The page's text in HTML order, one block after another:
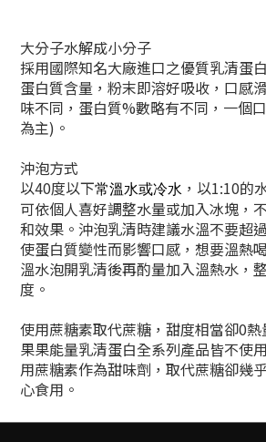
大分子水解成小分子
採用國際知名大廠進口之優質乳清蛋
蛋白質含量，粉末即溶好吸收，口感
味不同，蛋白質%數略有不同，一個
為主)。
沖泡方式
以40度以下常溫水或冷水 ，以1:10的
可依個人喜好調整水量或加入冰塊，
和效果。沖泡乳清時建議水溫不要超
使蛋白質變性而影響口感，想要溫熱
溫水泡開乳清後再酌量加入溫熱水，
度。
使用蔗糖素取代蔗糖，甜度相當卻0熱
果果能量乳清蛋白全系列產品皆不使
用蔗糖素作為甜味劑，取代蔗糖卻幾
心食用。